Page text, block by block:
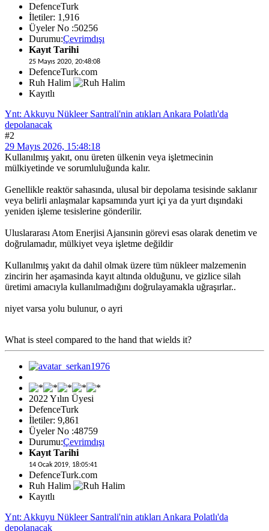
DefenceTurk
İletiler: 1,916
Üyeler No :50256
Durumu:Çevrimdışı
Kayıt Tarihi
25 Mayıs 2020, 20:48:08
DefenceTurk.com
Ruh Halim
Kayıtlı
Ynt: Akkuyu Nükleer Santrali'nin atıkları Ankara Polatlı'da
depolanacak
#2
29 Mayıs 2026, 15:48:18
Kullanılmış yakıt, onu üreten ülkenin veya işletmecinin
mülkiyetinde ve sorumluluğunda kalır.
Genellikle reaktör sahasında, ulusal bir depolama tesisinde saklanır
veya belirli anlaşmalar kapsamında yurt içi ya da yurt dışındaki
yeniden işleme tesislerine gönderilir.
Uluslararası Atom Enerjisi Ajansınin görevi esas olarak denetim ve
doğrulamadır, mülkiyet veya işletme değildir
Kullanılmış yakıt da dahil olmak üzere tüm nükleer malzemenin
zincirin her aşamasinda kayıt altında olduğunu, ve gizlice silah
üretimi amacıyla kullanılmadığını doğrulayamakla uğraşırlar..
niyet varsa yolu bulunur, o ayri
What is steel compared to the hand that wields it?
2022 Yılın Üyesi
DefenceTurk
İletiler: 9,861
Üyeler No :48759
Durumu:Çevrimdışı
Kayıt Tarihi
14 Ocak 2019, 18:05:41
DefenceTurk.com
Ruh Halim
Kayıtlı
Ynt: Akkuyu Nükleer Santrali'nin atıkları Ankara Polatlı'da
depolanacak